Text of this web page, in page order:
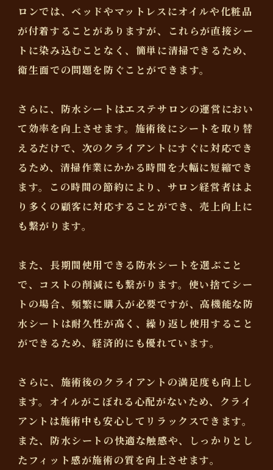
ロンでは、ベッドやマットレスにオイルや化粧品
が付着することがありますが、これらが直接シー
トに染み込むことなく、簡単に清掃できるため、
衛生面での問題を防ぐことができます。
さらに、防水シートはエステサロンの運営におい
て効率を向上させます。施術後にシートを取り替
えるだけで、次のクライアントにすぐに対応でき
るため、清掃作業にかかる時間を大幅に短縮でき
ます。この時間の節約により、サロン経営者はよ
り多くの顧客に対応することができ、売上向上に
も繋がります。
また、長期間使用できる防水シートを選ぶこと
で、コストの削減にも繋がります。使い捨てシー
トの場合、頻繁に購入が必要ですが、高機能な防
水シートは耐久性が高く、繰り返し使用すること
ができるため、経済的にも優れています。
さらに、施術後のクライアントの満足度も向上し
ます。オイルがこぼれる心配がないため、クライ
アントは施術中も安心してリラックスできます。
また、防水シートの快適な触感や、しっかりとし
たフィット感が施術の質を向上させます。